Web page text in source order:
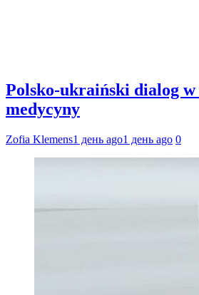
Polsko-ukraiński dialog w
medycyny
Zofia Klemens1 день ago1 день ago 0